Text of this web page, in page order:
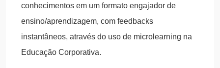
conhecimentos em um formato engajador de
ensino/aprendizagem, com feedbacks
instantâneos, através do uso de microlearning na
Educação Corporativa.